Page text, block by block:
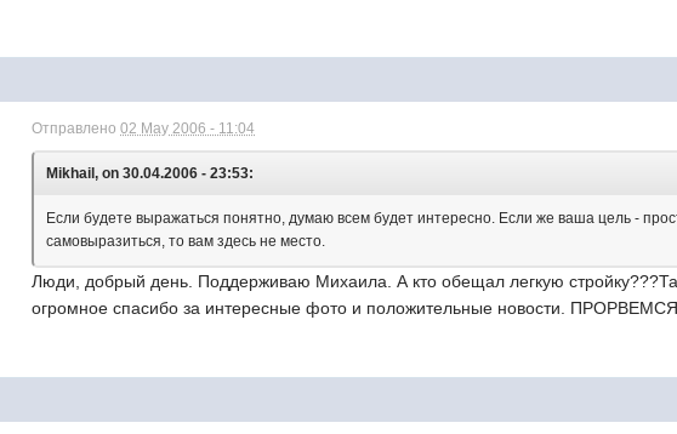
Отправлено02 May 2006 - 11:04
Mikhail, on 30.04.2006 - 23:53:
Если будете выражаться понятно, думаю всем будет интересно. Если же ваша цель -
самовыразиться, то вам здесь не место.
Люди, добрый день. Поддерживаю Михаила. А кто обещал легкую
огромное спасибо за интересные фото и положительные новости.